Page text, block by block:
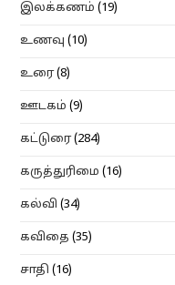
இலக்கணம் (19)
உணவு (10)
உரை(8)
ஊடகம் (9)
கட்டுரை(284)
கருத்துரிமை (16)
கல்வி (34)
கவிதை (35)
சாதி (16)